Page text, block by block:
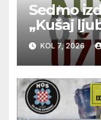
Sedmo
„Kušaj
vrhunska
glazbu
KOL 7, 2026